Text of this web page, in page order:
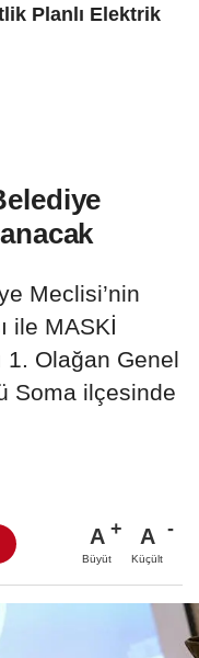
Planlı Elektrik
Meclisi’nin
ile MASKİ
1. Olağan Genel
Soma ilçesinde
A
Büyüt
A
Küçült